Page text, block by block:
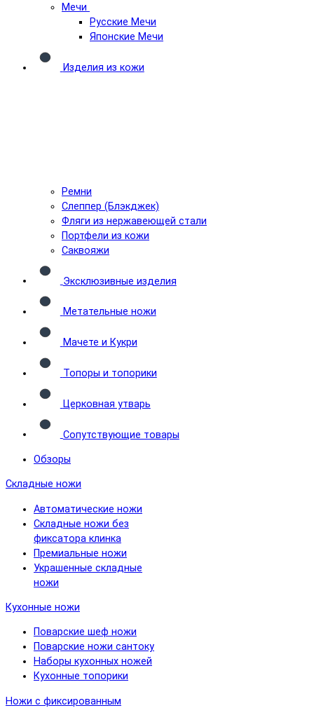
Мечи
Русские Мечи
Японские Мечи
Изделия из кожи
Ремни
Слеппер (Блэкджек)
Фляги из нержавеющей стали
Портфели из кожи
Саквояжи
Эксклюзивные изделия
Метательные ножи
Мачете и Кукри
Топоры и топорики
Церковная утварь
Сопутствующие товары
Обзоры
Складные ножи
Автоматические ножи
Складные ножи без
фиксатора клинка
Премиальные ножи
Украшенные складные
ножи
Кухонные ножи
Поварские шеф ножи
Поварские ножи сантоку
Наборы кухонных ножей
Кухонные топорики
Ножи с фиксированным